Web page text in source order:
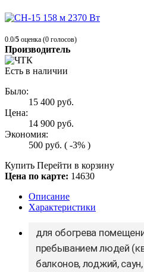
0.0/5 оценка (0 голосов)
Производитель
Есть в наличии
Было:
15 400 руб.
Цена:
14 900 руб.
Экономия:
500 руб. ( -3% )
Купить Перейти в корзину
Цена по карте: 14630
Описание
Характеристики
для обогрева
пребыванием людей
балконов, лоджий,